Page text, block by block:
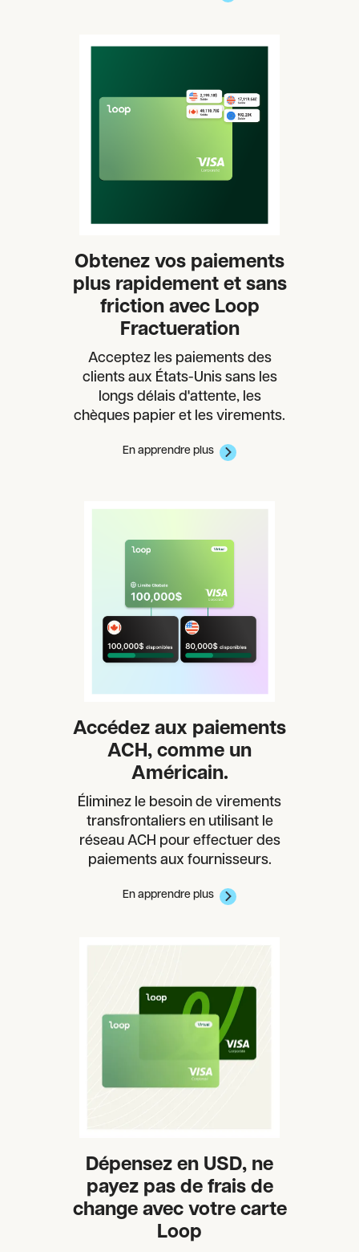
Obtenez vos paiements
plus rapidement et sans
friction avec Loop
Fractueration
Acceptez les paiements des
clients aux États-Unis sans les
longs délais d'attente, les
chèques papier et les virements.
En apprendre plus
Accédez aux paiements
ACH, comme un
Américain.
Éliminez le besoin de virements
transfrontaliers en utilisant le
réseau ACH pour effectuer des
paiements aux fournisseurs.
En apprendre plus
Dépensez en USD, ne
payez pas de frais de
change avec votre carte
Loop